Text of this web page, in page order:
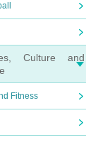
Culture and
Fitness